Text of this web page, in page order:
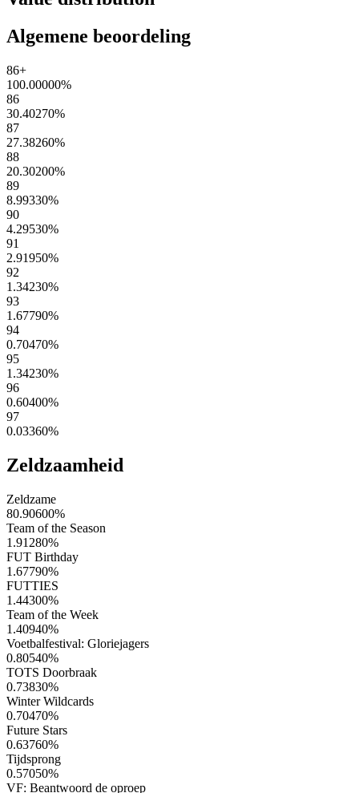
Algemene beoordeling
86+
100.00000%
86
30.40270%
87
27.38260%
88
20.30200%
89
8.99330%
90
4.29530%
91
2.91950%
92
1.34230%
93
1.67790%
94
0.70470%
95
1.34230%
96
0.60400%
97
0.03360%
Zeldzaamheid
Zeldzame
80.90600%
Team of the Season
1.91280%
FUT Birthday
1.67790%
FUTTIES
1.44300%
Team of the Week
1.40940%
Voetbalfestival: Gloriejagers
0.80540%
TOTS Doorbraak
0.73830%
Winter Wildcards
0.70470%
Future Stars
0.63760%
Tijdsprong
0.57050%
VF: Beantwoord de oproep